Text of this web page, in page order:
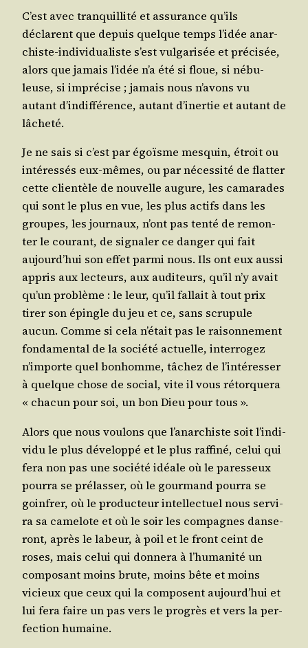
C’est avec tran­quilli­té et assu­rance qu’ils
déclarent que depuis quelque temps l’i­dée anar­
chiste-indi­vi­dua­liste s’est vul­ga­ri­sée et pré­ci­sée,
alors que jamais l’i­dée n’a été si floue, si nébu­
leuse, si impré­cise ; jamais nous n’a­vons vu
autant d’in­dif­fé­rence, autant d’i­ner­tie et autant de
lâcheté.
Je ne sais si c’est par égoïsme mes­quin, étroit ou
inté­res­sés eux-mêmes, ou par néces­si­té de flat­ter
cette clien­tèle de nou­velle augure, les cama­rades
qui sont le plus en vue, les plus actifs dans les
groupes, les jour­naux, n’ont pas ten­té de remon­
ter le cou­rant, de signa­ler ce dan­ger qui fait
aujourd’­hui son effet par­mi nous. Ils ont eux aus­si
appris aux lec­teurs, aux audi­teurs, qu’il n’y avait
qu’un pro­blème : le leur, qu’il fal­lait à tout prix
tirer son épingle du jeu et ce, sans scru­pule
aucun. Comme si cela n’é­tait pas le rai­son­ne­ment
fon­da­men­tal de la socié­té actuelle, inter­ro­gez
n’im­porte quel bon­homme, tâchez de l’in­té­res­ser
à quelque chose de social, vite il vous rétor­que­ra
« cha­cun pour soi, un bon Dieu pour tous ».
Alors que nous vou­lons que l’a­nar­chiste soit l’in­di­
vi­du le plus déve­lop­pé et le plus raf­fi­né, celui qui
fera non pas une socié­té idéale où le pares­seux
pour­ra se pré­las­ser, où le gour­mand pour­ra se
goin­frer, où le pro­duc­teur intel­lec­tuel nous ser­vi­
ra sa came­lote et où le soir les com­pagnes dan­se­
ront, après le labeur, à poil et le front ceint de
roses, mais celui qui don­ne­ra à l’hu­ma­ni­té un
com­po­sant moins brute, moins bête et moins
vicieux que ceux qui la com­posent aujourd’­hui et
lui fera faire un pas vers le pro­grès et vers la per­
fec­tion humaine.